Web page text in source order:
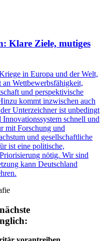
Klare Ziele, mutiges
in Europa und der Welt,
Wettbewerbsfähigkeit,
und perspektivische
kommt inzwischen auch
Unterzeichner ist unbedingt
schnell und
mit Forschung und
und gesellschaftliche
ist eine politische,
nötig. Wir sind
kann Deutschland